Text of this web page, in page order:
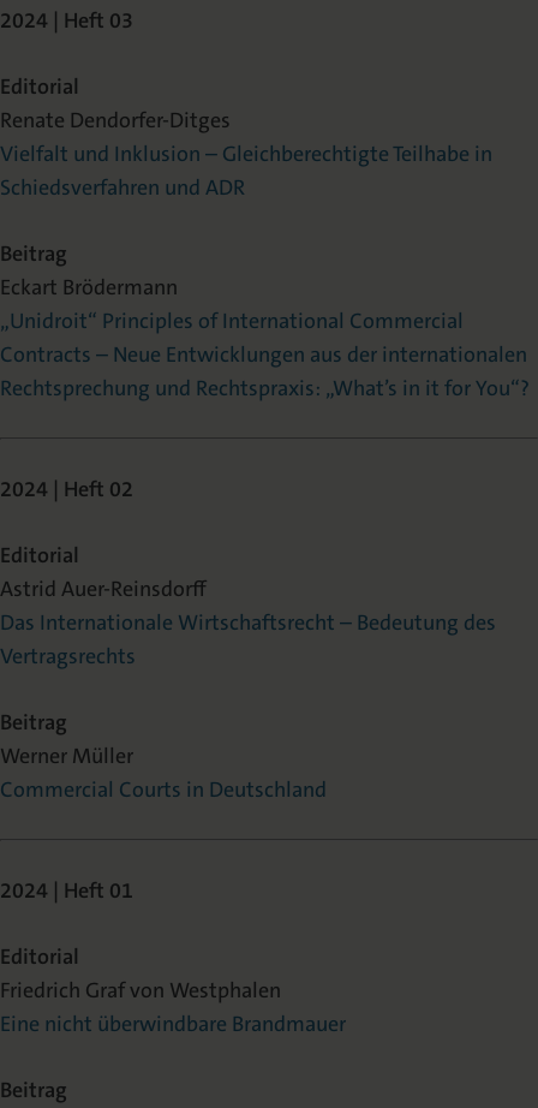
2024 | Heft 03
Editorial
Renate Dendorfer-Ditges
Vielfalt und Inklusion – Gleichberechtigte Teilhabe in
Schiedsverfahren und ADR
Beitrag
Eckart Brödermann
„Unidroit“ Principles of International Commercial
Contracts – Neue Entwicklungen aus der internationalen
Rechtsprechung und Rechtspraxis: „What’s in it for You“?
2024 | Heft 02
Editorial
Astrid Auer-Reinsdorff
Das Internationale Wirtschaftsrecht – Bedeutung des
Vertragsrechts
Beitrag
Werner Müller
Commercial Courts in Deutschland
2024 | Heft 01
Editorial
Friedrich Graf von Westphalen
Eine nicht überwindbare Brandmauer
Beitrag